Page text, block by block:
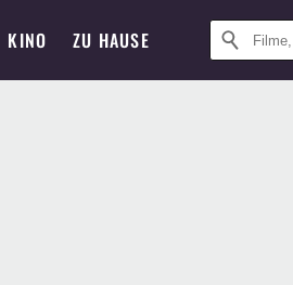
KINO ZU HAUSE